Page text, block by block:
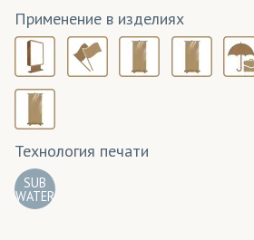
Применение в изделиях
Технология печати
SUB
WATER